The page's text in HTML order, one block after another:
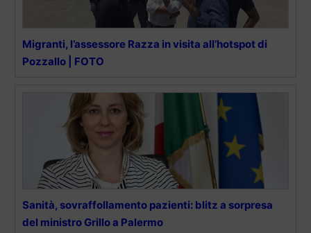
Migranti, l’assessore Razza in visita all’hotspot di
Pozzallo | FOTO
Sanità, sovraffollamento pazienti: blitz a sorpresa
del ministro Grillo a Palermo